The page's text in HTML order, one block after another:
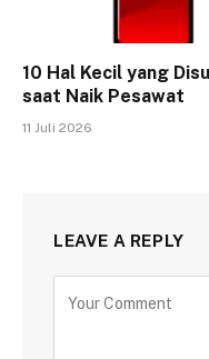
10 Hal Kecil yang
saat Naik Pesawat
11 Juli 2026
LEAVE A REPLY